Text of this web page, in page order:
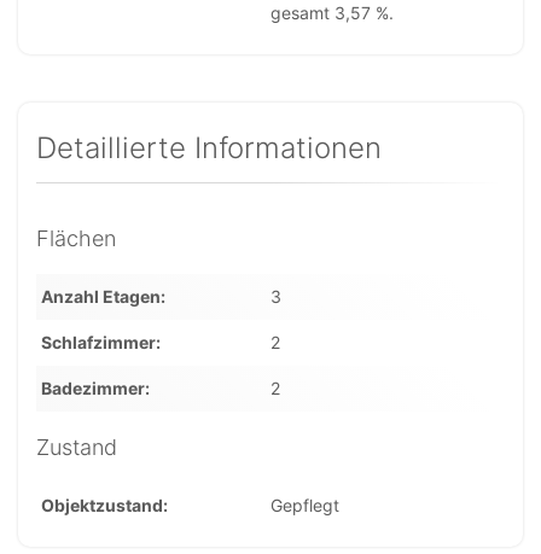
gesamt 3,57 %.
Detaillierte Informationen
Flächen
Anzahl Etagen 3
Schlafzimmer 2
Badezimmer 2
Zustand
Objektzustand Gepflegt